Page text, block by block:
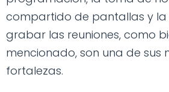
compartido de pantallas y
grabar las reuniones, como
mencionado, son una de sus
fortalezas.